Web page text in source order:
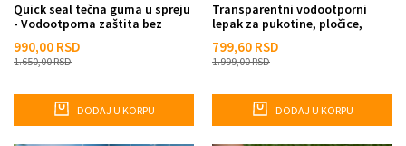
Quick seal tečna guma u spreju
- Vodootporna zaštita bez
990,00 RSD
1.650,00RSD
DODAJ U KORPU
Transparentni vodootporni
lepak za pukotine, pločice,
799,60 RSD
1.999,00RSD
DODAJ U KORPU